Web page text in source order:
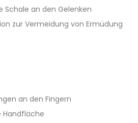
Schale an den Gelenken
zur Vermeidung von Ermüdung
an den Fingern
Handfläche